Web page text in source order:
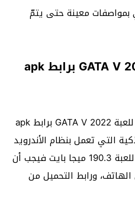
معينة حتى يتمّ
كيفية تحميل لعبة GATA V 2022 برابط apk
يمكنكم تحميل الإصدار الجديد للعبة GATA V 2022 برابط apk
التي تعمل بنظام الأندرويد
بسهولة، مع العلم أن مساحة اللعبة 190.3 ميجا بايت فيجب أن
ورابط التحميل من